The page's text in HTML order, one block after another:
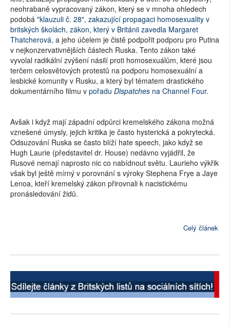
neohrabaně vypracovaný zákon, který se v mnoha ohledech
podobá "klauzuli č. 28", zakazující propagaci homosexuality v
britských školách, zákon, který v Británii zavedla Margaret
Thatcherová, a jeho účelem je čistě podpořit podporu pro Putina
v nejkonzervativnějších částech Ruska. Tento zákon také
vyvolal radikální zvýšení násilí proti homosexuálům, které jsou
terčem celosvětových protestů na podporu homosexuální a
lesbické komunity v Rusku, a který byl tématem drastického
dokumentárního filmu v pořadu Dispatches na Channel Four.
Avšak i když mají západní odpůrci kremelského zákona možná
vznešené úmysly, jejich kritika je často hysterická a pokrytecká.
Odsuzování Ruska se často blíží hate speech, jako když se
Hugh Laurie (představitel dr. House) nedávno vyjádřil, že
Rusové nemají naprosto nic co nabídnout světu. Laurieho výkřik
však byl ještě mírný v porovnání s výroky Stephena Frye a Jaye
Lenoa, kteří kremelský zákon přirovnali k nacistickému
pronásledování židů.
Celý článek